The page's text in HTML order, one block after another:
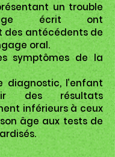
un trouble
écrit ont
des antécédents de
oral.
symptômes de la
diagnostic, l’enfant
des résultats
inférieurs à ceux
âge aux tests de